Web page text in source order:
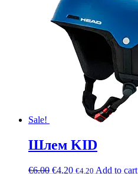
Sale!
Шлем KID
€6.00 €4.20 €4.20 Add to cart